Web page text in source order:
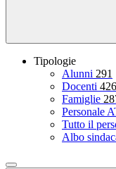
Tipologie
Alunni 291
Docenti 426
Famiglie
Personale
Tutto il
Albo